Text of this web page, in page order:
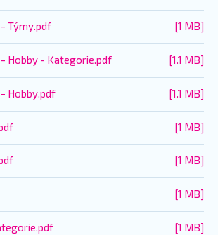
Týmy.pdf [1 MB]
Hobby - Kategorie.pdf [1.1 MB]
Hobby.pdf [1.1 MB]
[1 MB]
[1 MB]
[1 MB]
[1 MB]